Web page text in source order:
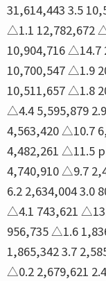
31,614,443 3.5
△1.1 12,782,672
10,904,716
10,700,547 △1.9
10,511,657 △1.8
△4.4 5,595,879
4,563,420 △10.7
4,482,261 △11.5
4,740,910 △9.7
6.2 2,634,004 3.0
△4.1 743,621
956,735 △1.6
1,865,342 3.7
△0.2 2,679,621